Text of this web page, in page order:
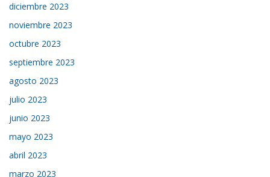
diciembre 2023
noviembre 2023
octubre 2023
septiembre 2023
agosto 2023
julio 2023
junio 2023
mayo 2023
abril 2023
marzo 2023